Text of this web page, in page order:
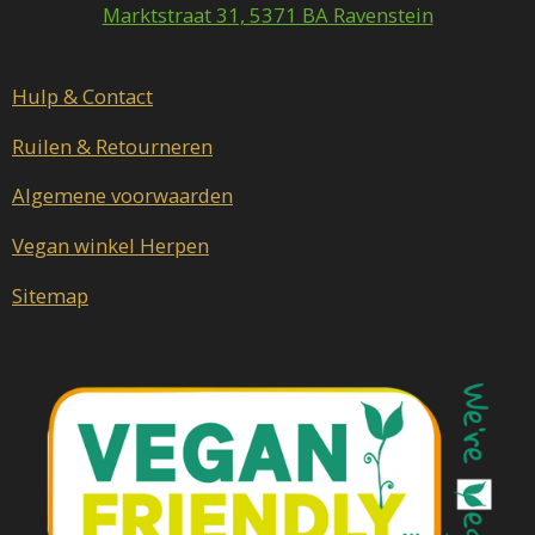
o
k
r
a
Marktstraat 31, 5371 BA Ravenstein
Hulp & Contact
Ruilen & Retourneren
Algemene voorwaarden
Vegan winkel Herpen
Sitemap